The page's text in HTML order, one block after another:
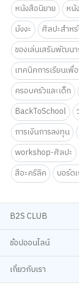
หนังสือนิยาย
หนั
มังงะ
ศิลปะสำห
ของเล่นเสริมพัฒน
เทคนิคการเรียนเ
ครอบครัวและเด็ก
BackToSchool
การเงินการลงทุน
workshop-ศิลปะ
สีอะคริลิค
บอร์ด
B2S CLUB
ช้อปออนไลน์
เกี่ยวกับเรา